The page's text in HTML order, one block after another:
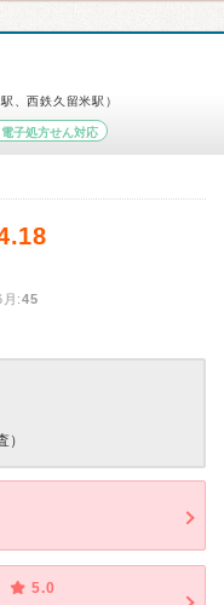
、西鉄久留米駅）
電子処方せん対応
:45
5.0